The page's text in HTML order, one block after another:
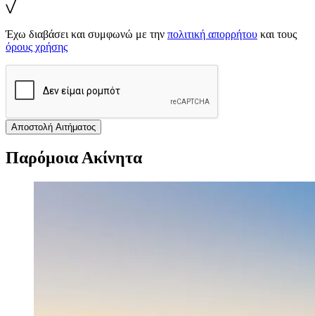
Έχω διαβάσει και συμφωνώ με την πολιτική απορρήτου και τους
όρους χρήσης
Αποστολή Αιτήματος
Παρόμοια Ακίνητα